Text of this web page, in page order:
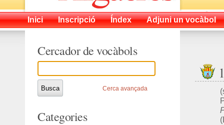
Inici Inscripció Índex Adjuni un vocàbol
Cercador de vocàbols
Cerca avançada
Categories